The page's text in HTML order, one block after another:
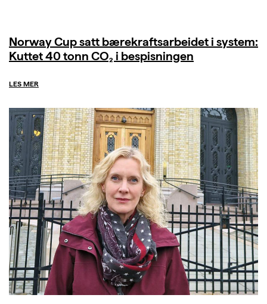
Norway Cup satt bærekraftsarbeidet i system:
Kuttet 40 tonn CO₂ i bespisningen
LES MER